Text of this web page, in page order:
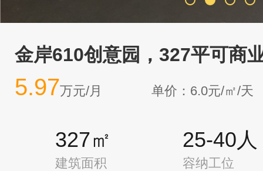
金岸610创意园，327平可商
5.97万元/月 单价：6.0元/㎡/天
327㎡
建筑面积
25-40人
容纳工位